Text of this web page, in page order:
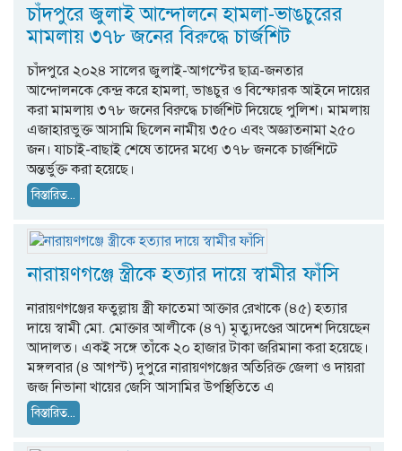
চাঁদপুরে জুলাই আন্দোলনে হামলা-ভাঙচুরের
মামলায় ৩৭৮ জনের বিরুদ্ধে চার্জশিট
চাঁদপুরে ২০২৪ সালের জুলাই-আগস্টের ছাত্র-জনতার
আন্দোলনকে কেন্দ্র করে হামলা, ভাঙচুর ও বিস্ফোরক আইনে দায়ের
করা মামলায় ৩৭৮ জনের বিরুদ্ধে চার্জশিট দিয়েছে পুলিশ। মামলায়
এজাহারভুক্ত আসামি ছিলেন নামীয় ৩৫০ এবং অজ্ঞাতনামা ২৫০
জন। যাচাই-বাছাই শেষে তাদের মধ্যে ৩৭৮ জনকে চার্জশিটে
অন্তর্ভুক্ত করা হয়েছে।
বিস্তারিত...
নারায়ণগঞ্জে স্ত্রীকে হত্যার দায়ে স্বামীর ফাঁসি
নারায়ণগঞ্জের ফতুল্লায় স্ত্রী ফাতেমা আক্তার রেখাকে (৪৫) হত্যার
দায়ে স্বামী মো. মোক্তার আলীকে (৪৭) মৃত্যুদণ্ডের আদেশ দিয়েছেন
আদালত। একই সঙ্গে তাঁকে ২০ হাজার টাকা জরিমানা করা হয়েছে।
মঙ্গলবার (৪ আগস্ট) দুপুরে নারায়ণগঞ্জের অতিরিক্ত জেলা ও দায়রা
জজ নিভানা খায়ের জেসি আসামির উপস্থিতিতে এ
বিস্তারিত...